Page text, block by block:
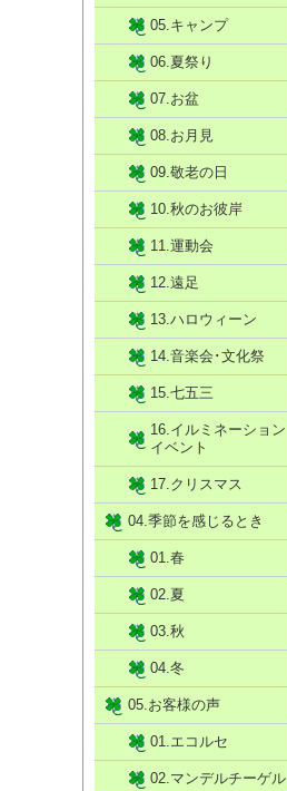
05.キャンプ
06.夏祭り
07.お盆
08.お月見
09.敬老の日
10.秋のお彼岸
11.運動会
12.遠足
13.ハロウィーン
14.音楽会･文化祭
15.七五三
16.イルミネーション
イベント
17.クリスマス
04.季節を感じるとき
01.春
02.夏
03.秋
04.冬
05.お客様の声
01.エコルセ
02.マンデルチーゲル